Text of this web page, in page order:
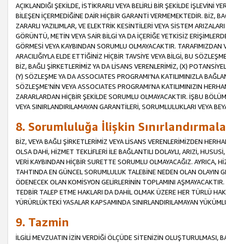
AÇIKLANDIĞI ŞEKİLDE, İSTİKRARLI VEYA BELİRLİ BİR ŞEKİLDE İŞLEVİNİ
BİLEŞEN İÇERMEDİĞİNE DAİR HİÇBİR GARANTİ VERMEMEKTEDİR. BİZ,
ZARARLI YAZILIMLAR, VE ELEKTRİK KESİNTİLERİ VEYA SİSTEM
GÖRÜNTÜ, METİN VEYA SAİR BİLGİ YA DA İÇERİĞE YETKİSİZ
GÖRMESİ VEYA KAYBINDAN SORUMLU OLMAYACAKTIR.
ARACILIĞIYLA ELDE ETTİĞİNİZ HİÇBİR TAVSİYE VEYA BİLGİ, BU
BİZ, BAĞLI ŞİRKETLERİMİZ YA DA LİSANS VERENLERİMİZ, (X)
(Y) SÖZLEŞME YA DA ASSOCIATES PROGRAMI’NA KATILIMINIZLA
SÖZLEŞME’NİN VEYA ASSOCIATES PROGRAMI’NA KATILIMINIZIN
ZARARLARDAN HİÇBİR ŞEKİLDE SORUMLU OLMAYACAKTIR. İŞBU
VEYA SINIRLANDIRILAMAYAN GARANTİLERİ, SORUMLULUKLARI VEYA
8. Sorumluluğa İlişkin
BİZ, VEYA BAĞLI ŞİRKETLERİMİZ VEYA LİSANS VERENLERİMİZDEN
OLSA DAHİ, HİZMET TEKLİFLERİ İLE BAĞLANTILI DOLAYLI, ARIZİ,
VERİ KAYBINDAN HİÇBİR SURETTE SORUMLU OLMAYACAĞIZ. AYRICA,
TAHTINDA EN GÜNCEL SORUMLULUK TALEBİNE NEDEN OLAN OLAYIN
ÖDENECEK OLAN KOMİSYON GELİRLERİNİN TOPLAMINI
TEDBİR TALEP ETME HAKLARI DA DAHİL OLMAK ÜZERE HER TÜRLÜ
YÜRÜRLÜKTEKİ YASALAR KAPSAMINDA SINIRLANDIRILAMAYAN
9. Tazmin
İLGİLİ MEVZUATIN İZİN VERDİĞİ ÖLÇÜDE SİTENİZİN OLUŞTURULMASI,